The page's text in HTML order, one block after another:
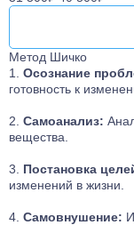
Метод Шичко
Осознание
готовность к
Самоанализ:
вещества.
Постановка
изменений в жизни.
Самовнушение: